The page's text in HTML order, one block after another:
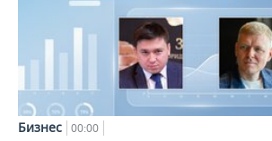
Бизнес 00:00